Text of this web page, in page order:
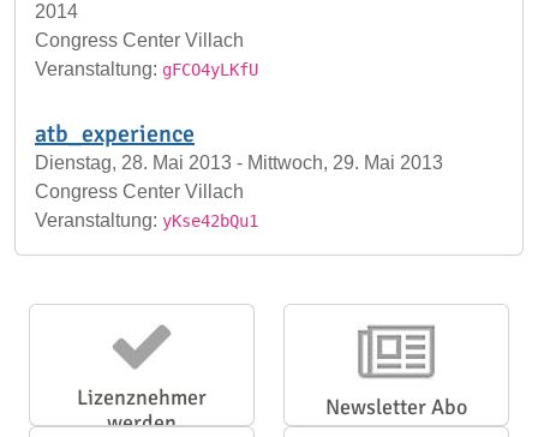
2014
Congress Center Villach
Veranstaltung: gFCO4yLKfU
atb_experience
Dienstag, 28. Mai 2013 - Mittwoch, 29. Mai 2013
Congress Center Villach
Veranstaltung: yKse42bQu1
Lizenznehmer
werden
Newsletter Abo